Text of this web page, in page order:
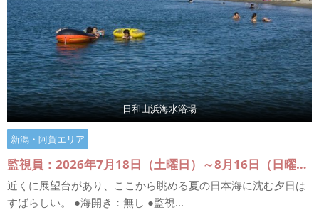
日和山浜海水浴場
新潟・阿賀エリア
監視員：2026年7月18日（土曜日）～8月16日（日曜日）
近くに展望台があり、ここから眺める夏の日本海に沈む夕日は
すばらしい。 ●海開き：無し ●監視...